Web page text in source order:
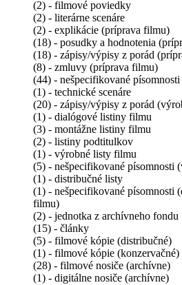
(2) - filmové poviedky
(2) - literárne scenáre
(2) - explikácie (príprava filmu)
(18) - posudky a hodnotenia
(18) - zápisy/výpisy z porád
(8) - zmluvy (príprava filmu)
(44) - nešpecifikované
(1) - technické scenáre
(20) - zápisy/výpisy z porád
(1) - dialógové listiny filmu
(3) - montážne listiny filmu
(2) - listiny podtitulkov
(1) - výrobné listy filmu
(5) - nešpecifikované písomnosti
(1) - distribučné listy
(1) - nešpecifikované písomnosti
filmu)
(2) - jednotka z archívneho fondu
(15) - články
(5) - filmové kópie (distribučné)
(1) - filmové kópie (konzervačné)
(28) - filmové nosiče (archívne)
(1) - digitálne nosiče (archívne)